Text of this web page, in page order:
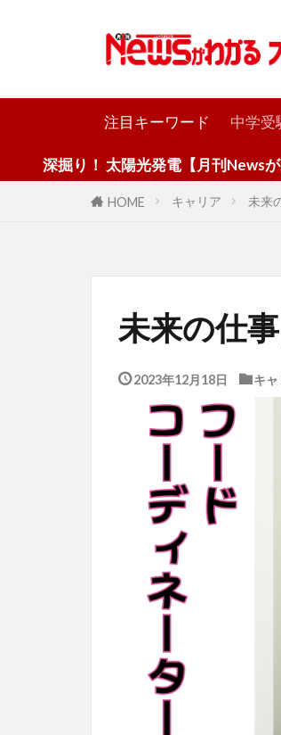
注目キーワード 中学受
発電【月刊Newsがわかる９月号】
HOME キャリア 未来
未来の仕
2023年12月18日 キ